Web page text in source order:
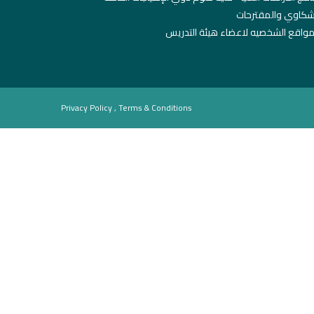
والمقترحات
الشخصيه لاعضاء هيئة التدريس
Privacy Policy , Terms & Conditions